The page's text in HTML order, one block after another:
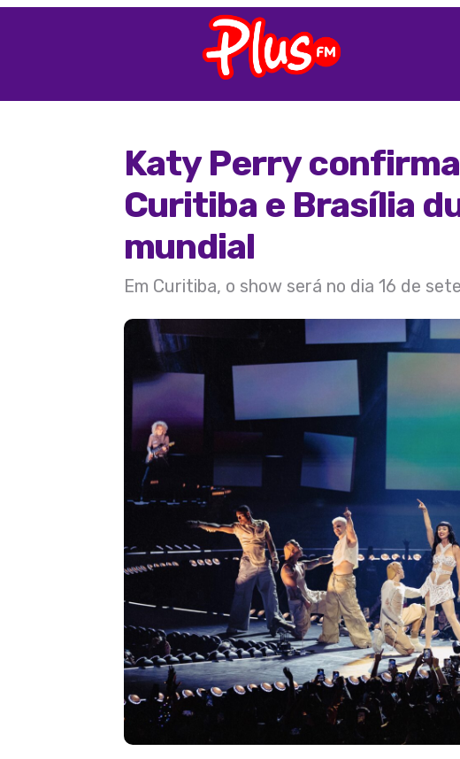
Katy Perry
Curitiba e Brasília
mundial
Em Curitiba, o show será no dia 16 de